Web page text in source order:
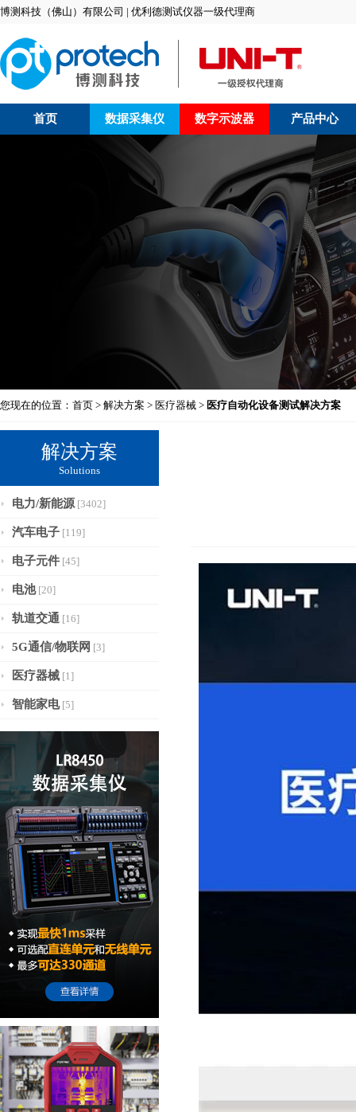
博测科技（佛山）有限公司 | 优利德测试仪器一级代理商
首页 数据采集仪 数字示波器 产品中心
您现在的位置： 首页 > 解决方案 > 医疗器械 > 医疗自动化设备测试解决方案
解决方案
Solutions
电力/新能源 [3402]
汽车电子 [119]
电子元件 [45]
电池 [20]
轨道交通 [16]
5G通信/物联网 [3]
医疗器械 [1]
智能家电 [5]